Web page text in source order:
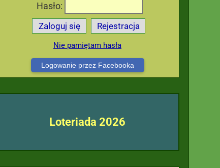
Hasło:
Zaloguj się Rejestracja
Nie pamiętam hasła
Logowanie przez Facebooka
Loteriada 2026